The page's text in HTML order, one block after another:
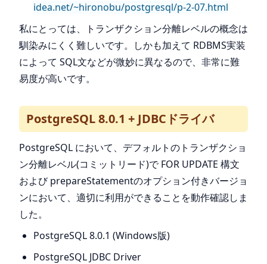
idea.net/~hironobu/postgresql/p-2-07.html
私にとっては、トランザクション分離レベルの概念は
馴染みにくく難しいです。しかも加えて RDBMS実装
によって SQL文などが微妙に異なるので、非常に難
易度が高いです。
PostgreSQL 8.0.1 + JDBCドライバ
PostgreSQL において、デフォルトのトランザクショ
ン分離レベル(コミットリード)で FOR UPDATE 構文
および prepareStatementのオプション付きバージョ
ンにおいて、適切に利用ができることを動作確認しま
した。
PostgreSQL 8.0.1 (Windows版)
PostgreSQL JDBC Driver